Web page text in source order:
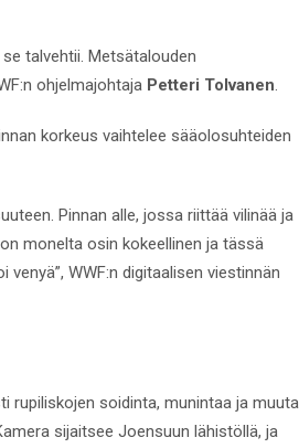
talvehtii. Metsätalouden
ohjelmajohtaja Petteri Tolvanen
korkeus vaihtelee sääolosuhteiden
Pinnan alle, jossa riittää vilinää ja
monelta osin kokeellinen ja tässä
WWF:n digitaalisen viestinnän
rupiliskojen soidinta, munintaa ja muuta
sijaitsee Joensuun lähistöllä, ja